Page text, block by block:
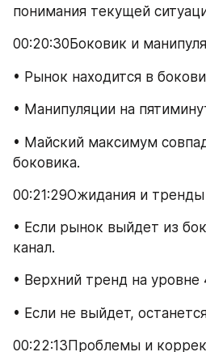
понимания текущей
00:20:30Боковик и
• Рынок находится в
• Манипуляции на
• Майский максимум
боковика.
00:21:29Ожидания и тренды
• Если рынок выйдет из
канал.
• Верхний тренд на уровне
• Если не выйдет,
00:22:13Проблемы и